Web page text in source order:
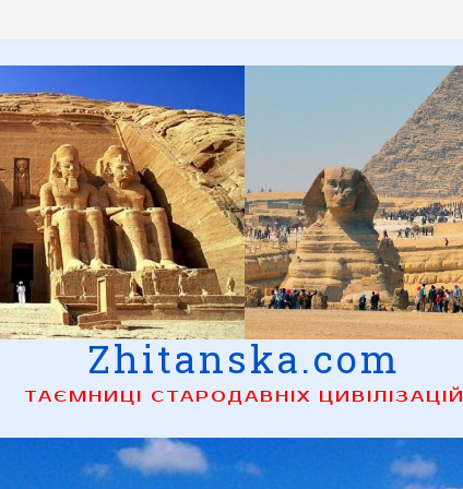
Zhitanska.com
ТАЄМНИЦІ СТАРОДАВНІХ ЦИВІЛІЗАЦІЙ